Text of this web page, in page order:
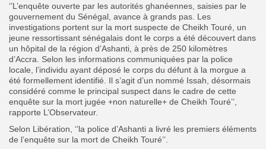
‘’L’enquête ouverte par les autorités ghanéennes, saisies par le
gouvernement du Sénégal, avance à grands pas. Les
investigations portent sur la mort suspecte de Cheikh Touré, un
jeune ressortissant sénégalais dont le corps a été découvert dans
un hôpital de la région d’Ashanti, à près de 250 kilomètres
d’Accra. Selon les informations communiquées par la police
locale, l’individu ayant déposé le corps du défunt à la morgue a
été formellement identifié. Il s’agit d’un nommé Issah, désormais
considéré comme le principal suspect dans le cadre de cette
enquête sur la mort jugée +non naturelle+ de Cheikh Touré’’,
rapporte L’Observateur.
Selon Libération, ‘’la police d’Ashanti a livré les premiers éléments
de l’en­quête sur la mort de Cheikh Touré’’.